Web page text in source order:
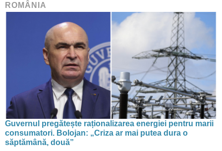
ROMÂNIA
Guvernul pregătește raționalizarea energiei pentru marii
consumatori. Bolojan: „Criza ar mai putea dura o
săptămână, două”